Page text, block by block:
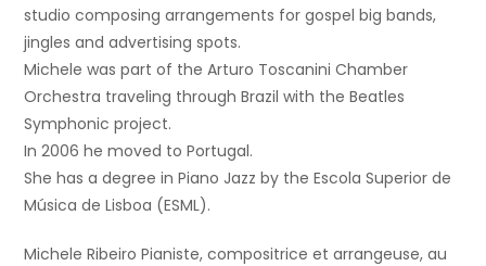
studio composing arrangements for gospel big bands,
jingles and advertising spots.
Michele was part of the Arturo Toscanini Chamber
Orchestra traveling through Brazil with the Beatles
Symphonic project.
In 2006 he moved to Portugal.
She has a degree in Piano Jazz by the Escola Superior de
Música de Lisboa (ESML).
Michele Ribeiro Pianiste, compositrice et arrangeuse, au